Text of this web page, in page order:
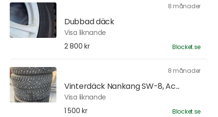
8 månader
Dubbad däck
Visa liknande
2 800 kr
Blocket.se
8 månader
Vinterdäck Nankang SW-8, Ac...
Visa liknande
1 500 kr
Blocket.se